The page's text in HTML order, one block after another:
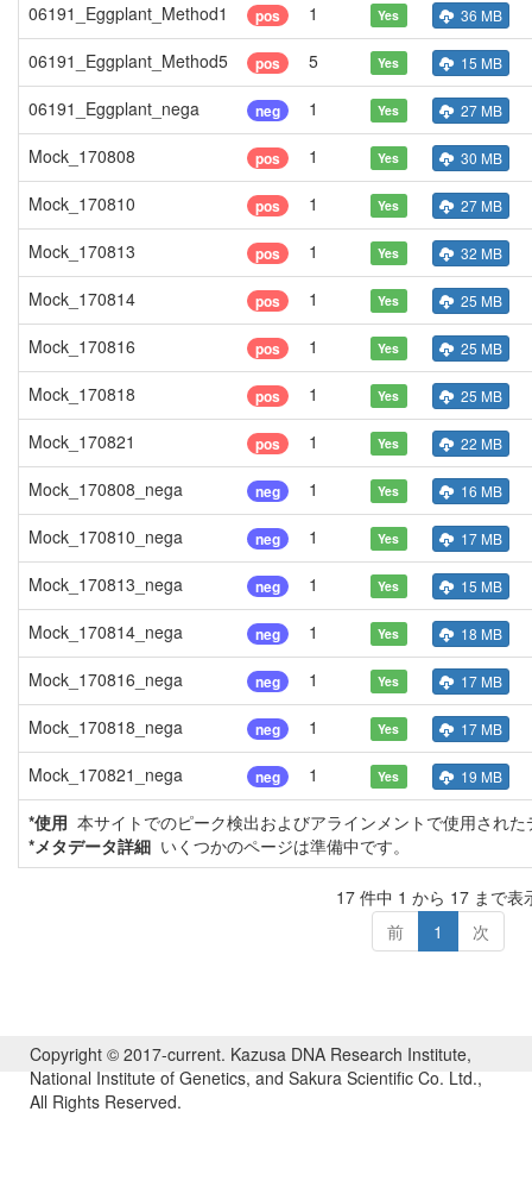
06191_Eggplant_Method1
pos 1 Yes 36 MB
06191_Eggplant_Method5 pos 5 Yes 15 MB
06191_Eggplant_nega neg 1 Yes 27 MB
Mock_170808 pos 1 Yes 30 MB
Mock_170810 pos 1 Yes 27 MB
Mock_170813 pos 1 Yes 32 MB
Mock_170814 pos 1 Yes 25 MB
Mock_170816 pos 1 Yes 25 MB
Mock_170818 pos 1 Yes 25 MB
Mock_170821 pos 1 Yes 22 MB
Mock_170808_nega neg 1 Yes 16 MB
Mock_170810_nega neg 1 Yes 17 MB
Mock_170813_nega neg 1 Yes 15 MB
Mock_170814_nega neg 1 Yes 18 MB
Mock_170816_nega neg 1 Yes 17 MB
Mock_170818_nega neg 1 Yes 17 MB
Mock_170821_nega neg 1 Yes 19 MB
*使用 本サイトでのピーク検出およびアラインメントで使用され
*メタデータ詳細 いくつかのページは準備中です。
17 件中 1 から 17 まで表
前
1 次
Copyright © 2017-current. Kazusa DNA Research Institute,
National Institute of Genetics, and Sakura Scientific Co. Ltd.,
All Rights Reserved.